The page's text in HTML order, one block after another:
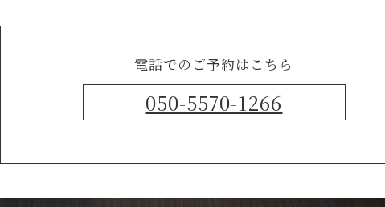
電話でのご予約はこちら
050-5570-1266